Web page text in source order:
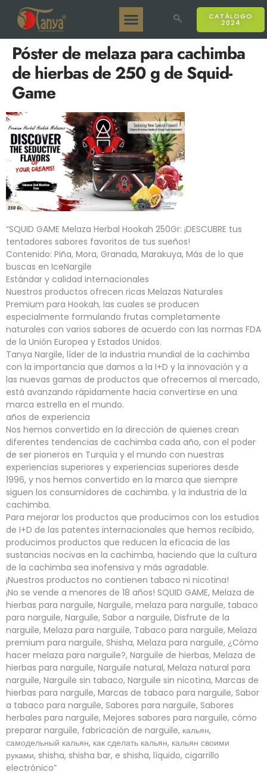
CATÁLOGO
2024
Póster de melaza para cachimba
de hierbas de 250 g de Squid-
Game
“SQUID GAME Melaza Herbal Hookah 250Gr: ¡DESCUBRE tus
tentadores sabores favoritos de tus sueños!
Contenido: Piña, Mora, Granada, Marakuya, Más de lo que
buscas en IceNargile
Estándar y calidad internacionales
Nuestros productos ofrecen ricas Melazas Naturales
Premium para Hookah, las cuales se producen
especialmente formulando frutas completamente
naturales con varios sabores de acuerdo con las normas FDA
de la Unión Europea y Estados Unidos.
Tanya Nargile, líder de la industria mundial de la cachimba
con la importancia que damos a la I+D y la innovación y a
las nuevas gamas de productos que ofrecemos al mercado,
está avanzando rápidamente hacia convertirse en una
marca estrella en el mundo.
años de experiencia
Nos hemos convertido en la dirección de quienes crean
diferentes tendencias de cachimba cada año, con el poder
de ser pioneros en Turquía y el mundo con nuestras
experiencias superiores y experiencias superiores desde
1996, y nos hemos convertido en la marca que siempre
siguen los consumidores de cachimba. y la industria de la
cachimba.
Para mejorar los productos que producimos con los estudios
de I+D de las patentes internacionales que hemos recibido,
producimos productos que reducen la eficacia de las
sustancias nocivas en la cachimba, haciendo que la cultura
de la cachimba sea inofensiva y más agradable.
¡Nuestros productos no contienen tabaco ni nicotina!
¡No se vende a menores de 18 años! SQUID GAME, Melaza de
hierbas para narguile, Narguile, melaza para narguile, tabaco
para narguile, Narguile, Sabor a narguile, Disfrute de la
narguile, Melaza para narguile, Tabaco para narguile, Melaza
premium para narguile, Shisha, Melaza para narguile, ¿Cómo
hacer melaza para narguile?, Narguile de hierbas, Melaza de
hierbas para narguile, Narguile natural, Melaza natural para
narguile, Narguile sin tabaco, Narguile sin nicotina, Marcas de
hierbas para narguile, Marcas de tabaco para narguile, Sabor
a tabaco para narguile, Sabores para narguile, Sabores
herbales para narguile, Mejores sabores para narguile, cómo
preparar narguile, fabricación de narguile, кальян,
самодельный кальян, как сделать кальян, кальян своими
руками, shisha, shisha bar, e shisha, líquido, cigarrillo
electrónico”